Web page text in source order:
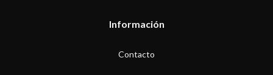
Información
Contacto